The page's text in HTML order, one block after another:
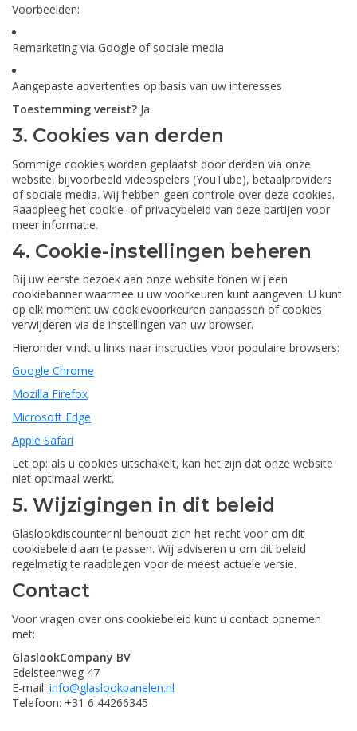
Voorbeelden:
Remarketing via Google of sociale media
Aangepaste advertenties op basis van uw interesses
Toestemming vereist? Ja
3. Cookies van derden
Sommige cookies worden geplaatst door derden via onze
website, bijvoorbeeld videospelers (YouTube), betaalproviders
of sociale media. Wij hebben geen controle over deze cookies.
Raadpleeg het cookie- of privacybeleid van deze partijen voor
meer informatie.
4. Cookie-instellingen beheren
Bij uw eerste bezoek aan onze website tonen wij een
cookiebanner waarmee u uw voorkeuren kunt aangeven. U kunt
op elk moment uw cookievoorkeuren aanpassen of cookies
verwijderen via de instellingen van uw browser.
Hieronder vindt u links naar instructies voor populaire browsers:
Google Chrome
Mozilla Firefox
Microsoft Edge
Apple Safari
Let op: als u cookies uitschakelt, kan het zijn dat onze website
niet optimaal werkt.
5. Wijzigingen in dit beleid
Glaslookdiscounter.nl behoudt zich het recht voor om dit
cookiebeleid aan te passen. Wij adviseren u om dit beleid
regelmatig te raadplegen voor de meest actuele versie.
Contact
Voor vragen over ons cookiebeleid kunt u contact opnemen
met:
GlaslookCompany BV
Edelsteenweg 47
E-mail: info@glaslookpanelen.nl
Telefoon: +31 6 44266345